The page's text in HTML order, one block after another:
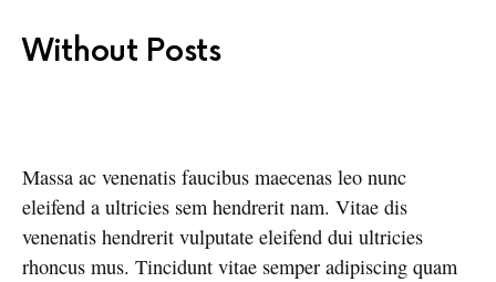
Without Posts
Massa ac venenatis faucibus maecenas leo nunc
eleifend a ultricies sem hendrerit nam. Vitae dis
venenatis hendrerit vulputate eleifend dui ultricies
rhoncus mus. Tincidunt vitae semper adipiscing quam